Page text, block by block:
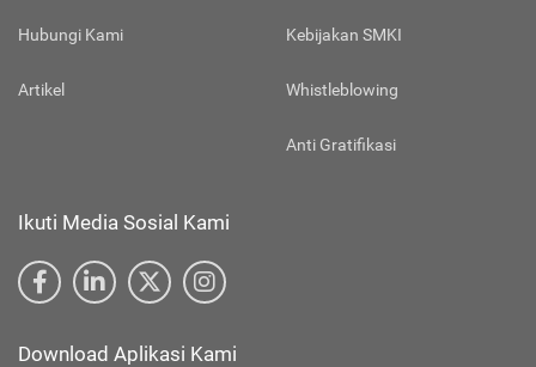
Hubungi Kami
Artikel
Kebijakan SMKI
Whistleblowing
Anti Gratifikasi
Ikuti Media Sosial Kami
Download Aplikasi Kami